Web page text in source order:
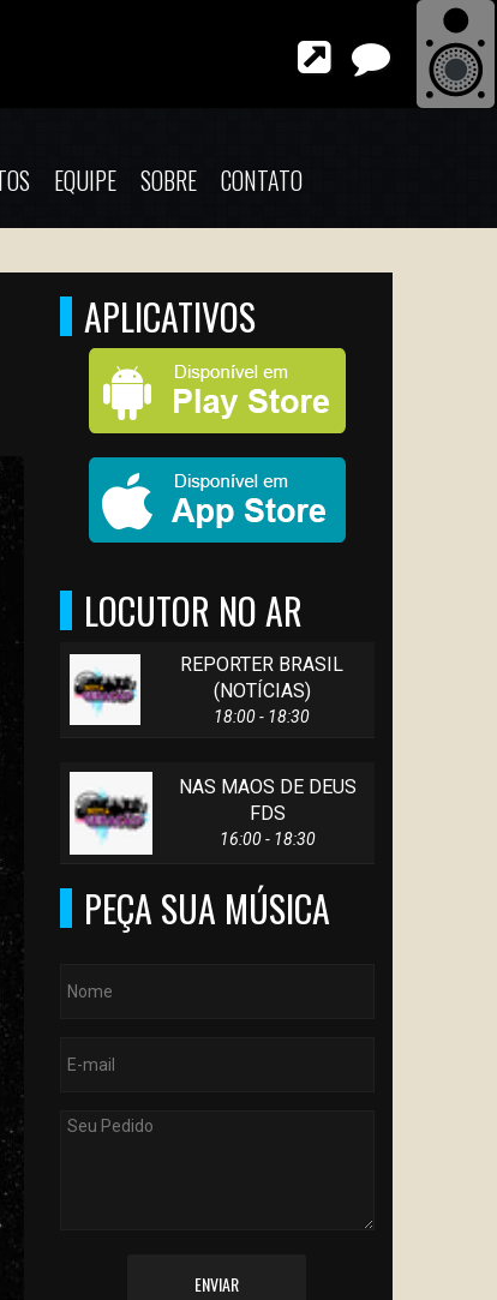
EQUIPE SOBRE CONTATO
APLICATIVOS
LOCUTOR NO AR
REPORTER BRASIL
(NOTÍCIAS)
18:00 - 18:30
NAS MAOS DE DEUS
FDS
16:00 - 18:30
PEÇA SUA MÚSICA
ENVIAR